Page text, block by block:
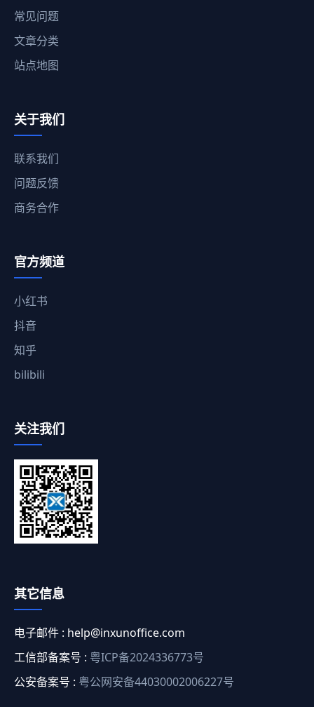
常见问题
文章分类
站点地图
关于我们
联系我们
问题反馈
商务合作
官方频道
小红书
抖音
知乎
bilibili
关注我们
其它信息
电子邮件 : help@inxunoffice.com
工信部备案号 : 粤ICP备2024336773号
公安备案号 : 粤公网安备44030002006227号